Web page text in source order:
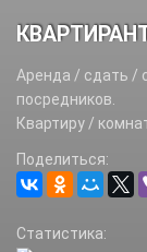
Аренда / сдать /
посредников.
Квартиру /
Поделиться:
Статистика: